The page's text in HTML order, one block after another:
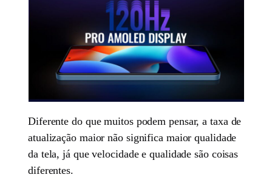
Diferente do que muitos podem pensar, a taxa de
atualização maior não significa maior qualidade
da tela, já que velocidade e qualidade são coisas
diferentes.